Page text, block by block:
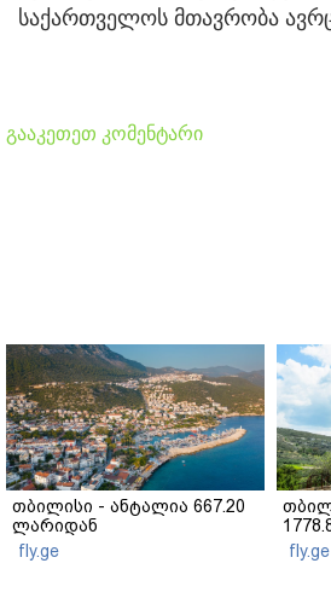
საქართველოს მთავრობა
გააკეთეთ კომენტარი
თბილისი - ანტალია 667.20
ლარიდან
fly.ge
fly.ge